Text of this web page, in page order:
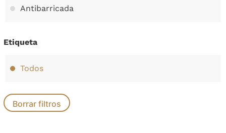
Antibarricada
Etiqueta
Todos